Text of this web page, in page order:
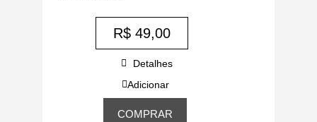
R$49,00
Detalhes
Adicionar
COMPRAR